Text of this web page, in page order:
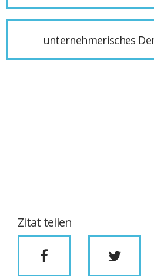
unternehmerisches
Zitat teilen